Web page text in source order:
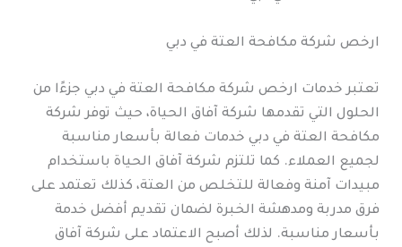
ارخص شركة مكافحة العتة في دبي
تعتبر خدمات ارخص شركة مكافحة العتة في دبي جزءًا من
الحلول التي تقدمها شركة آفاق الحياة، حيث توفر شركة
مكافحة العتة في دبي خدمات فعالة بأسعار مناسبة
لجميع العملاء. كما تلتزم شركة آفاق الحياة باستخدام
مبيدات آمنة وفعالة للتخلص من العتة، كذلك تعتمد على
فرق مدربة ومدهشة الخبرة لضمان تقديم أفضل خدمة
بأسعار مناسبة. لذلك أصبح الاعتماد على شركة آفاق